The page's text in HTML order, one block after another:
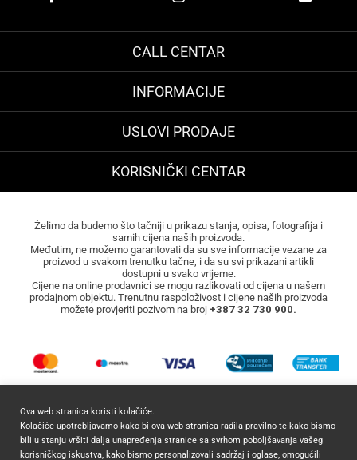
CALL CENTAR
INFORMACIJE
USLOVI PRODAJE
KORISNIČKI CENTAR
Želimo da budemo što tačniji u prikazu stanja, opisa, fotografija i
samih cijena naših proizvoda.
Međutim, ne možemo garantovati da su sve informacije vezane za
proizvod u svakom trenutku tačne, i da su svi prikazani artikli
dostupni u svako vrijeme.
Cijene na online prodavnici se mogu razlikovati od cijena u našem
prodajnom objektu. Trenutnu raspoloživost i cijene naših proizvoda
možete provjeriti pozivom na broj +387 32 730 900.
Ova web stranica koristi kolačiće.
Kolačiće upotrebljavamo kako bi ova web stranica radila pravilno te kako bismo
bili u stanju vršiti dalja unapređenja stranice sa svrhom poboljšavanja vašeg
korisničkog iskustva, kako bismo personalizovali sadržaj i oglase, omogućili